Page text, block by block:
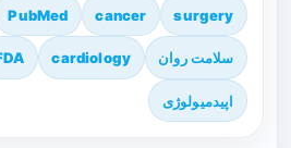
surgery
cancer
PubMed
سلامت روان cardiology
اپیدمیولوژی